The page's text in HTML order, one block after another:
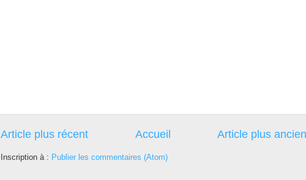
Article plus récent Article plus ancien
Accueil
Inscription à : Publier les commentaires (Atom)